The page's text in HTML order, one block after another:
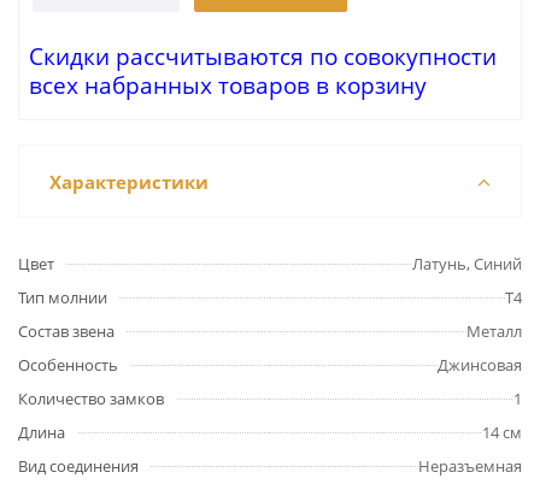
Скидки рассчитываются по совокупности
всех набранных товаров в корзину
Характеристики
Цвет
Латунь, Синий
Тип молнии
Т4
Состав звена
Металл
Особенность
Джинсовая
Количество замков
1
Длина
14 см
Вид соединения
Неразъемная